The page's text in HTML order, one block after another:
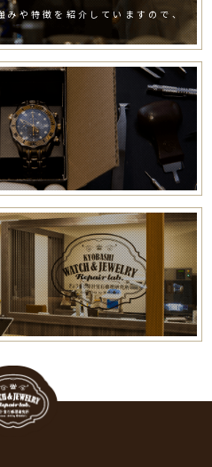
や特徴を紹介していますので、